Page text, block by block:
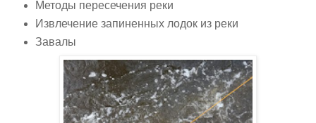
Методы пересечения реки
Извлечение запиненных лодок из реки
Завалы